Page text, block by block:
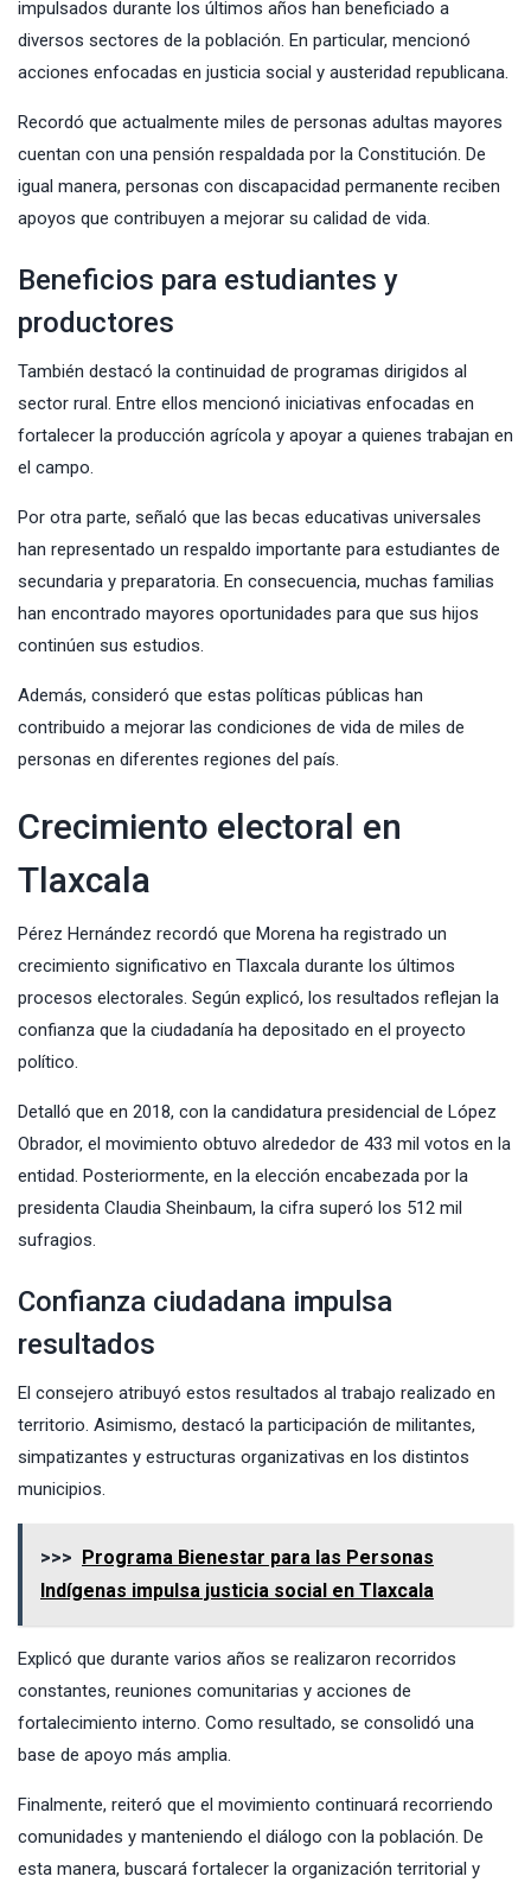
impulsados durante los últimos años han beneficiado a
diversos sectores de la población. En particular, mencionó
acciones enfocadas en justicia social y austeridad republicana.
Recordó que actualmente miles de personas adultas mayores
cuentan con una pensión respaldada por la Constitución. De
igual manera, personas con discapacidad permanente reciben
apoyos que contribuyen a mejorar su calidad de vida.
Beneficios para estudiantes y
productores
También destacó la continuidad de programas dirigidos al
sector rural. Entre ellos mencionó iniciativas enfocadas en
fortalecer la producción agrícola y apoyar a quienes trabajan en
el campo.
Por otra parte, señaló que las becas educativas universales
han representado un respaldo importante para estudiantes de
secundaria y preparatoria. En consecuencia, muchas familias
han encontrado mayores oportunidades para que sus hijos
continúen sus estudios.
Además, consideró que estas políticas públicas han
contribuido a mejorar las condiciones de vida de miles de
personas en diferentes regiones del país.
Crecimiento electoral en
Tlaxcala
Pérez Hernández recordó que Morena ha registrado un
crecimiento significativo en Tlaxcala durante los últimos
procesos electorales. Según explicó, los resultados reflejan la
confianza que la ciudadanía ha depositado en el proyecto
político.
Detalló que en 2018, con la candidatura presidencial de López
Obrador, el movimiento obtuvo alrededor de 433 mil votos en la
entidad. Posteriormente, en la elección encabezada por la
presidenta Claudia Sheinbaum, la cifra superó los 512 mil
sufragios.
Confianza ciudadana impulsa
resultados
El consejero atribuyó estos resultados al trabajo realizado en
territorio. Asimismo, destacó la participación de militantes,
simpatizantes y estructuras organizativas en los distintos
municipios.
>>>
Programa Bienestar para las Personas
Indígenas impulsa justicia social en Tlaxcala
Explicó que durante varios años se realizaron recorridos
constantes, reuniones comunitarias y acciones de
fortalecimiento interno. Como resultado, se consolidó una
base de apoyo más amplia.
Finalmente, reiteró que el movimiento continuará recorriendo
comunidades y manteniendo el diálogo con la población. De
esta manera, buscará fortalecer la organización territorial y